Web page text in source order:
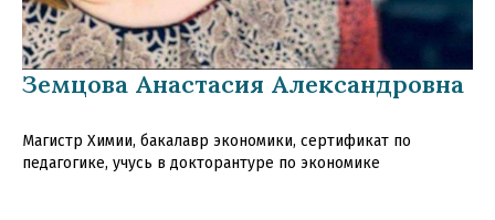
Земцова Анастасия Александровна
Магистр Химии, бакалавр экономики, сертификат по
педагогике, учусь в докторантуре по экономике